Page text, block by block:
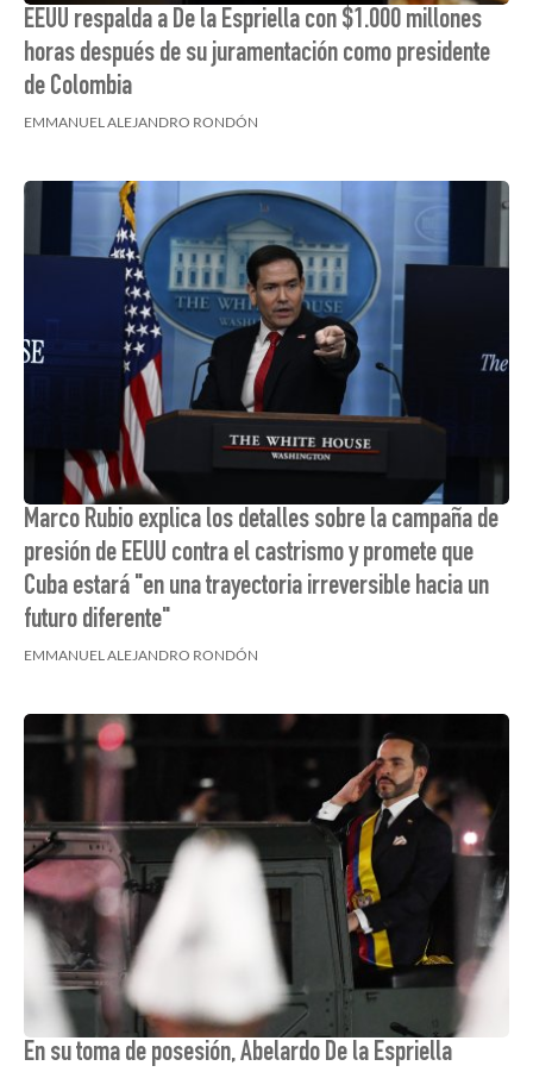
EEUU respalda a De la Espriella con $1.000 millones
horas después de su juramentación como presidente
de Colombia
EMMANUEL ALEJANDRO RONDÓN
Marco Rubio explica los detalles sobre la campaña de
presión de EEUU contra el castrismo y promete que
Cuba estará "en una trayectoria irreversible hacia un
futuro diferente"
EMMANUEL ALEJANDRO RONDÓN
En su toma de posesión, Abelardo De la Espriella